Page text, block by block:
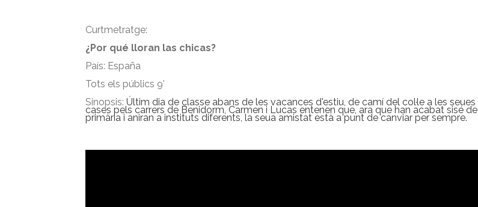
Curtmetratge:
¿Por qué lloran las chicas?
País: España
Tots els públics 9’
Sinopsis: Últim dia de classe abans de les vacances d'estiu, de camí del col·le a les seues
cases pels carrers de Benidorm, Carmen i Lucas entenen que, ara que han acabat sisé de
primària i aniran a instituts diferents, la seua amistat està a punt de canviar per sempre.